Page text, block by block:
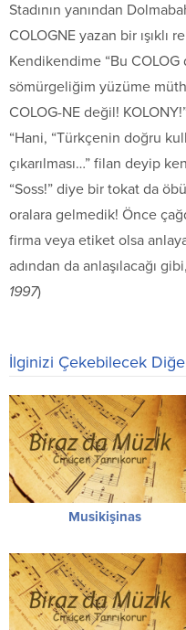
Stadının yanından
COLOGNE yazan bir ışıklı
Kendikendime “Bu
sömürgeliğim yüzüme
COLOG-NE değil!
“Hani, “Türkçenin doğru
çıkarılması…” filan deyip
“Soss!” diye bir tokat da
oralara gelmedik! Önce
firma veya etiket olsa
adından da anlaşılacağı
1997)
İlginizi Çekebilecek
Musikişinas